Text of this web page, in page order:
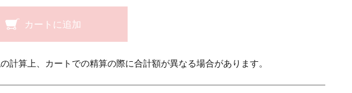
カートに追加
計算上、カートでの精算の際に合計額が異なる場合があります。